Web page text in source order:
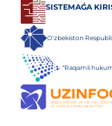
SISTEMAǴA
O‘zbekiston
“Raqamli